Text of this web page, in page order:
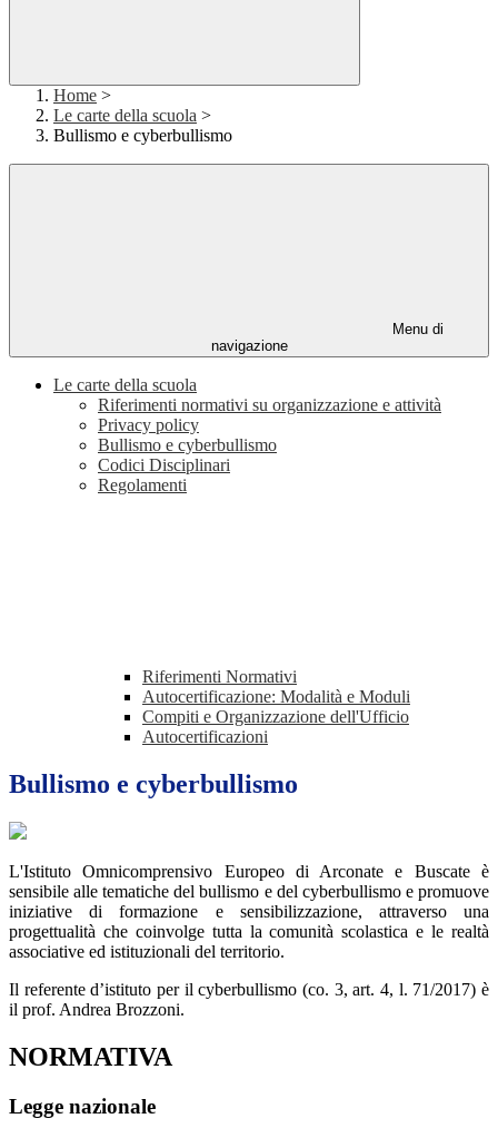
Home >
Le carte della scuola >
Bullismo e cyberbullismo
Menu di
navigazione
Le carte della scuola
Riferimenti normativi su organizzazione e attività
Privacy policy
Bullismo e cyberbullismo
Codici Disciplinari
Regolamenti
Riferimenti Normativi
Autocertificazione: Modalità e Moduli
Compiti e Organizzazione dell'Ufficio
Autocertificazioni
Bullismo e cyberbullismo
L'Istituto Omnicomprensivo Europeo di Arconate e Buscate è
sensibile alle tematiche del bullismo e del cyberbullismo e promuove
iniziative di formazione e sensibilizzazione, attraverso una
progettualità che coinvolge tutta la comunità scolastica e le realtà
associative ed istituzionali del territorio.
Il referente d’istituto per il cyberbullismo (co. 3, art. 4, l. 71/2017) è
il prof. Andrea Brozzoni.
NORMATIVA
Legge nazionale